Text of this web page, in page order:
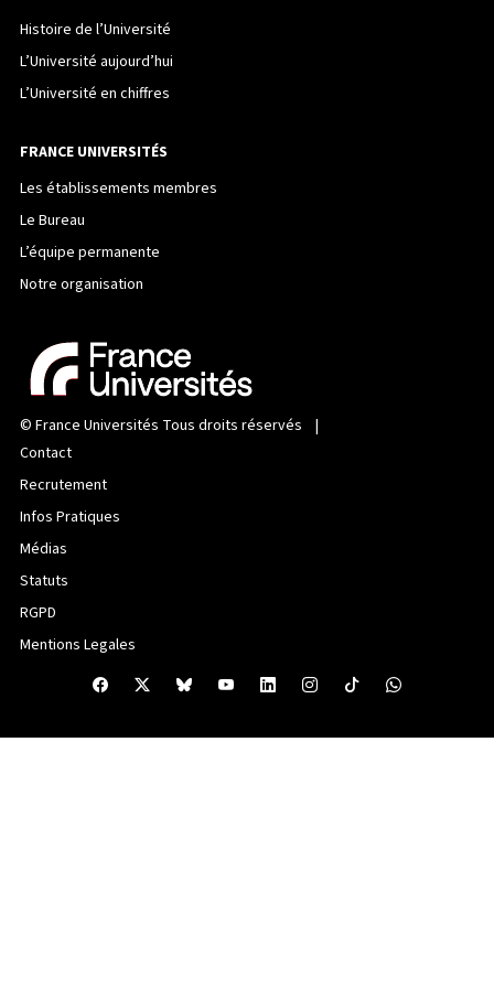
Histoire de l’Université
L’Université aujourd’hui
L’Université en chiffres
FRANCE UNIVERSITÉS
Les établissements membres
Le Bureau
L’équipe permanente
Notre organisation
© France Universités Tous droits réservés |
Contact
Recrutement
Infos Pratiques
Médias
Statuts
RGPD
Mentions Legales